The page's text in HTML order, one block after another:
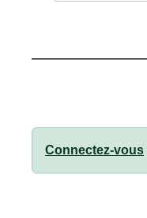
Connectez-vous